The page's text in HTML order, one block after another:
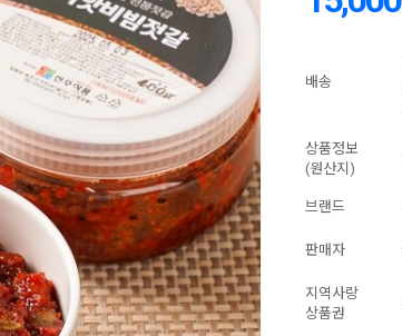
배송
상품정보
(원산지)
브랜드
판매자
지역사랑
상품권